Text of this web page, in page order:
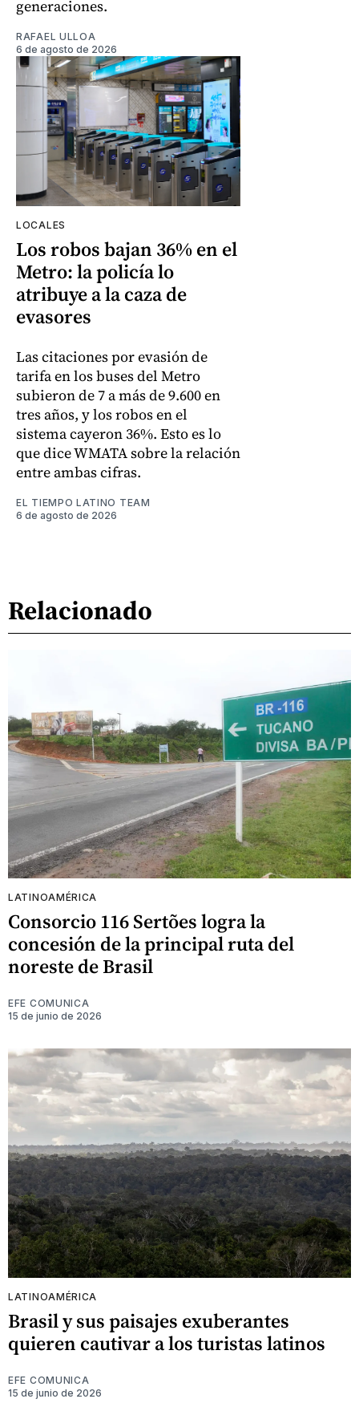
generaciones.
RAFAEL ULLOA
6 de agosto de 2026
LOCALES
Los robos bajan 36% en el
Metro: la policía lo
atribuye a la caza de
evasores
Las citaciones por evasión de
tarifa en los buses del Metro
subieron de 7 a más de 9.600 en
tres años, y los robos en el
sistema cayeron 36%. Esto es lo
que dice WMATA sobre la relación
entre ambas cifras.
EL TIEMPO LATINO TEAM
6 de agosto de 2026
Relacionado
LATINOAMÉRICA
Consorcio 116 Sertões logra la
concesión de la principal ruta del
noreste de Brasil
EFE COMUNICA
15 de junio de 2026
LATINOAMÉRICA
Brasil y sus paisajes exuberantes
quieren cautivar a los turistas latinos
EFE COMUNICA
15 de junio de 2026